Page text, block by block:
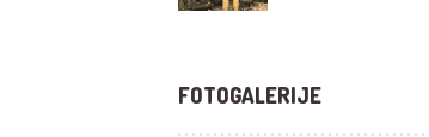
FOTOGALERIJE